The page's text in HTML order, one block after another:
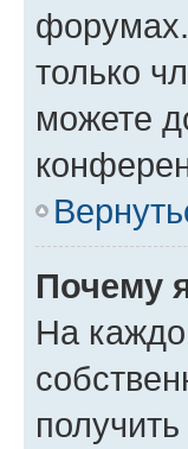
только
можете
Почему
На